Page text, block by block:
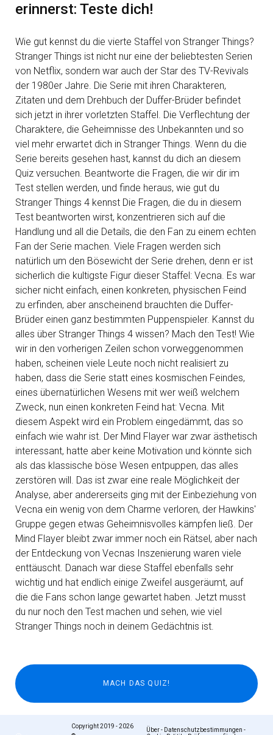
erinnerst: Teste dich!
Wie gut kennst du die vierte Staffel von Stranger Things?
Stranger Things ist nicht nur eine der beliebtesten Serien
von Netflix, sondern war auch der Star des TV-Revivals
der 1980er Jahre. Die Serie mit ihren Charakteren,
Zitaten und dem Drehbuch der Duffer-Brüder befindet
sich jetzt in ihrer vorletzten Staffel. Die Verflechtung der
Charaktere, die Geheimnisse des Unbekannten und so
viel mehr erwartet dich in Stranger Things. Wenn du die
Serie bereits gesehen hast, kannst du dich an diesem
Quiz versuchen. Beantworte die Fragen, die wir dir im
Test stellen werden, und finde heraus, wie gut du
Stranger Things 4 kennst Die Fragen, die du in diesem
Test beantworten wirst, konzentrieren sich auf die
Handlung und all die Details, die den Fan zu einem echten
Fan der Serie machen. Viele Fragen werden sich
natürlich um den Bösewicht der Serie drehen, denn er ist
sicherlich die kultigste Figur dieser Staffel: Vecna. Es war
sicher nicht einfach, einen konkreten, physischen Feind
zu erfinden, aber anscheinend brauchten die Duffer-
Brüder einen ganz bestimmten Puppenspieler. Kannst du
alles über Stranger Things 4 wissen? Mach den Test! Wie
wir in den vorherigen Zeilen schon vorweggenommen
haben, scheinen viele Leute noch nicht realisiert zu
haben, dass die Serie statt eines kosmischen Feindes,
eines übernatürlichen Wesens mit wer weiß welchem
Zweck, nun einen konkreten Feind hat: Vecna. Mit
diesem Aspekt wird ein Problem eingedämmt, das so
einfach wie wahr ist. Der Mind Flayer war zwar ästhetisch
interessant, hatte aber keine Motivation und könnte sich
als das klassische böse Wesen entpuppen, das alles
zerstören will. Das ist zwar eine reale Möglichkeit der
Analyse, aber andererseits ging mit der Einbeziehung von
Vecna ein wenig von dem Charme verloren, der Hawkins'
Gruppe gegen etwas Geheimnisvolles kämpfen ließ. Der
Mind Flayer bleibt zwar immer noch ein Rätsel, aber nach
der Entdeckung von Vecnas Inszenierung waren viele
enttäuscht. Danach war diese Staffel ebenfalls sehr
wichtig und hat endlich einige Zweifel ausgeräumt, auf
die die Fans schon lange gewartet haben. Jetzt musst
du nur noch den Test machen und sehen, wie viel
Stranger Things noch in deinem Gedächtnis ist.
Copyright 2019 - 2026
Über- Datenschutzbestimmungen -